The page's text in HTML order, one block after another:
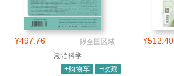
¥497.76
限全国区域
湖泊科学
+购物车
+收藏
¥512.40